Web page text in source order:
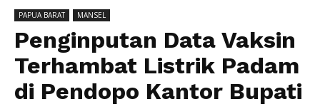
PAPUA BARAT MANSEL
Penginputan Data Vaksin
Terhambat Listrik Padam
di Pendopo Kantor Bupati